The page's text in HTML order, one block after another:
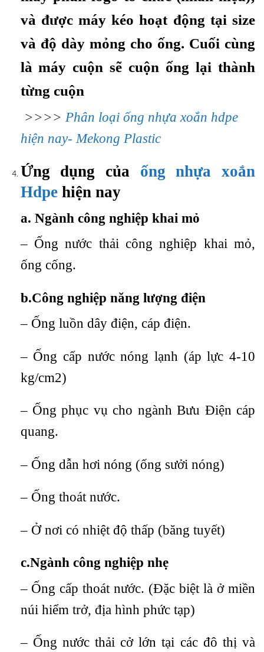
và được máy kéo hoạt động tại size
và độ dày mỏng cho ống. Cuối cùng
là máy cuộn sẽ cuộn ống lại thành
từng cuộn
>>>> Phân loại ống nhựa xoắn hdpe
hiện nay- Mekong Plastic
Ứng dụng của ống nhựa xoắn
Hdpehiện nay
a. Ngành công nghiệp khai mỏ
– Ống nước thải công nghiệp khai mỏ,
ống cống.
b.Công nghiệp năng lượng điện
– Ống luồn dây điện, cáp điện.
– Ống cấp nước nóng lạnh (áp lực 4-10
kg/cm2)
– Ống phục vụ cho ngành Bưu Điện cáp
quang.
– Ống dẫn hơi nóng (ống sưởi nóng)
– Ống thoát nước.
– Ở nơi có nhiệt độ thấp (băng tuyết)
c.Ngành công nghiệp nhẹ
– Ống cấp thoát nước. (Đặc biệt là ở miền
núi hiểm trở, địa hình phức tạp)
– Ống nước thải cở lớn tại các đô thị và